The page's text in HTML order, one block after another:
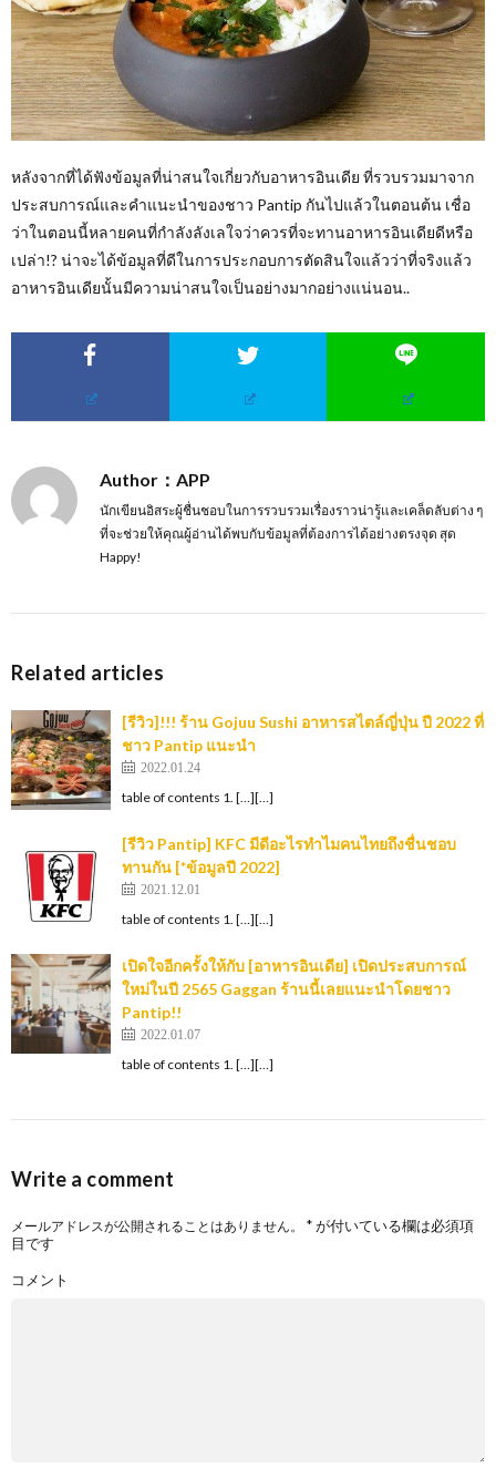
หลังจากที่ได้ฟังข้อมูลที่น่าสนใจเกี่ยวกับอาหารอินเดีย ที่รวบรวมมาจาก
ประสบการณ์และคำแนะนำของชาว Pantip กันไปแล้วในตอนต้น เชื่อ
ว่าในตอนนี้หลายคนที่กำลังลังเลใจว่าควรที่จะทานอาหารอินเดียดีหรือ
เปล่า!? น่าจะได้ข้อมูลที่ดีในการประกอบการตัดสินใจแล้วว่าที่จริงแล้ว
อาหารอินเดียนั้นมีความน่าสนใจเป็นอย่างมากอย่างแน่นอน..
Author：APP
นักเขียนอิสระผู้ชื่นชอบในการรวบรวมเรื่องราวน่ารู้และเคล็ดลับต่าง ๆ
ที่จะช่วยให้คุณผู้อ่านได้พบกับข้อมูลที่ต้องการได้อย่างตรงจุด สุด
Happy!
Related articles
[รีวิว]!!! ร้าน Gojuu Sushi อาหารสไตล์ญี่ปุ่น ปี 2022 ที่
ชาว Pantip แนะนำ
2022.01.24
table of contents 1. […][…]
[รีวิว Pantip] KFC มีดีอะไรทำไมคนไทยถึงชื่นชอบ
ทานกัน [*ข้อมูลปี 2022]
2021.12.01
table of contents 1. […][…]
เปิดใจอีกครั้งให้กับ [อาหารอินเดีย] เปิดประสบการณ์
ใหม่ในปี 2565 Gaggan ร้านนี้เลยแนะนำโดยชาว
Pantip!!
2022.01.07
table of contents 1. […][…]
Write a comment
メールアドレスが公開されることはありません。 *が付いている欄は必須項
目です
コメント